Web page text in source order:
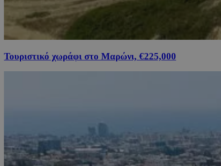
Τουριστικό χωράφι στο Μαρώνι, €225,000